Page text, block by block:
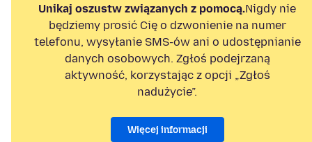
Unikaj oszustw związanych z pomocą.Nigdy nie
będziemy prosić Cię o dzwonienie na numer
telefonu, wysyłanie SMS-ów ani o udostępnianie
danych osobowych. Zgłoś podejrzaną
aktywność, korzystając z opcji „Zgłoś
nadużycie”.
Więcej informacji